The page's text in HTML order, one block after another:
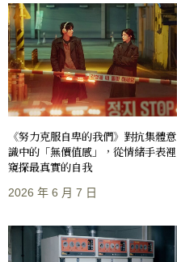
《努力克服自卑的我們》對抗集體意
識中的「無價值感」，從情緒手表裡
窺探最真實的自我
2026 年 6 月 7 日